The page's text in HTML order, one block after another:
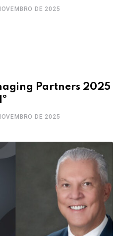
DE 2025
Partners 2025
DE 2025